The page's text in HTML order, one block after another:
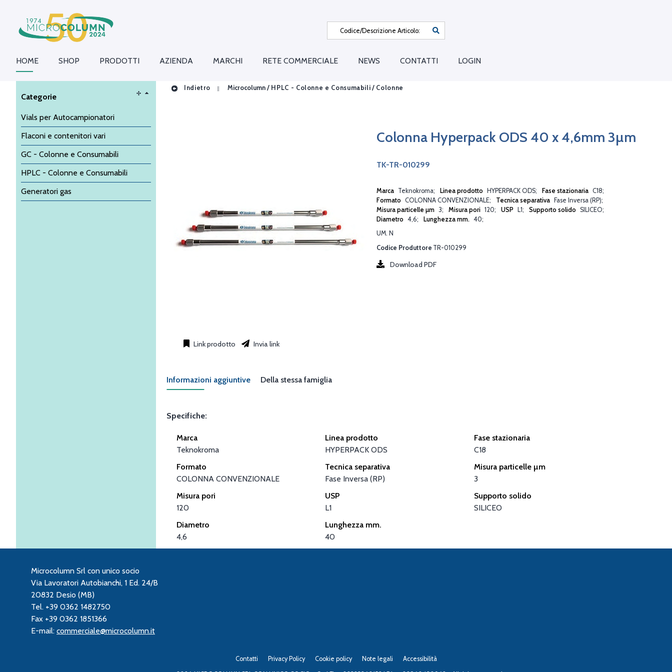
HOME SHOP PRODOTTI AZIENDA MARCHI RETE COMMERCIALE NEWS CONTATTI LOGIN
Categorie
Vials per Autocampionatori
Flaconi e contenitori vari
GC - Colonne e Consumabili
HPLC - Colonne e Consumabili
Generatori gas
Indietro Microcolumn / HPLC - Colonne e Consumabili / Colonne
Colonna Hyperpack ODS 40 x 4,6mm 3µm
TK-TR-010299
Marca Teknokroma Linea prodotto HYPERPACK ODS Fase stazionaria C18
Formato COLONNA CONVENZIONALE Tecnica separativa
Fase Inversa (RP)
Misura particelle µm 3 Misura pori 120 USP L1 Supporto solido SILICEO
Diametro 4,6 Lunghezza mm. 40
UM. N
Download PDF
Codice Produttore TR-010299
Link prodotto Invia link
Informazioni aggiuntive Della stessa famiglia
Specifiche:
Marca
Teknokroma
Linea prodotto
HYPERPACK ODS
Fase stazionaria
C18
Formato
COLONNA CONVENZIONALE
Tecnica separativa
Fase Inversa (RP)
Misura particelle µm
3
Misura pori
120
USP
L1
Supporto solido
SILICEO
Diametro
4,6
Lunghezza mm.
40
Microcolumn Srl con unico socio
Via Lavoratori Autobianchi, 1 Ed. 24/B
20832 Desio (MB)
Tel. +39 0362 1482750
Fax +39 0362 1851366
E-mail: commerciale@microcolumn.it
Contatti Privacy Policy Cookie policy Note legali Accessibilità